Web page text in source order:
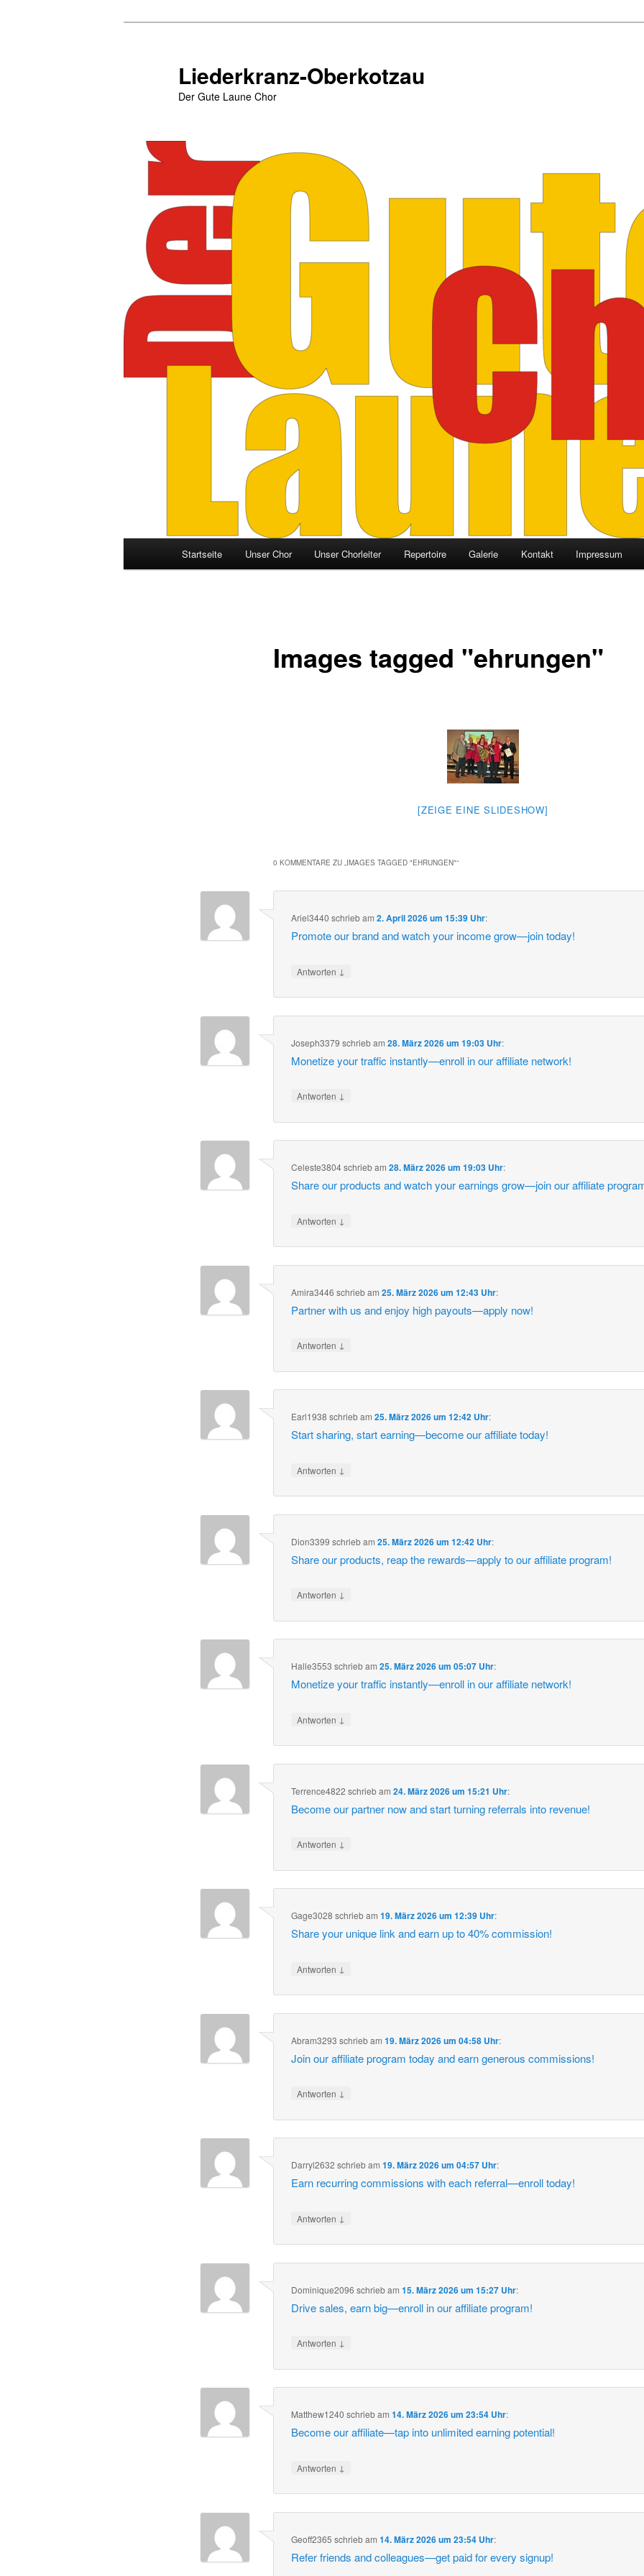
Liederkranz-Oberkotzau
Der Gute Laune Chor
Startseite Unser Chor Unser Chorleiter Repertoire Galerie Kontakt Impressum
Images tagged "ehrungen"
[ZEIGE EINE SLIDESHOW]
0 KOMMENTARE ZU „IMAGES TAGGED "EHRUNGEN"“
Ariel3440 schriebam2. April 2026 um 15:39 Uhr:
Promote our brand and watch your income grow—join today!
Antworten ↓
Joseph3379 schriebam28. März 2026 um 19:03 Uhr:
Monetize your traffic instantly—enroll in our affiliate network!
Antworten ↓
Celeste3804schriebam28. März 2026 um 19:03 Uhr:
Share our products and watch your earnings grow—join our affiliate
Antworten ↓
Amira3446 schriebam25. März 2026 um 12:43 Uhr:
Partner with us and enjoy high payouts—apply now!
Antworten ↓
Earl1938 schriebam25. März 2026 um 12:42 Uhr:
Start sharing, start earning—become our affiliate today!
Antworten ↓
Dion3399 schriebam25. März 2026 um 12:42 Uhr:
Share our products, reap the rewards—apply to our affiliate program!
Antworten ↓
Halle3553 schriebam25. März 2026 um 05:07 Uhr:
Monetize your traffic instantly—enroll in our affiliate network!
Antworten ↓
Terrence4822 schriebam24. März 2026 um 15:21 Uhr:
Become our partner now and start turning referrals into revenue!
Antworten ↓
Gage3028 schriebam19. März 2026 um 12:39 Uhr:
Share your unique link and earn up to 40% commission!
Antworten ↓
Abram3293 schriebam19. März 2026 um 04:58 Uhr:
Join our affiliate program today and earn generous commissions!
Antworten ↓
Darryl2632 schriebam19. März 2026 um 04:57 Uhr:
Earn recurring commissions with each referral—enroll today!
Antworten ↓
Dominique2096 schriebam15. März 2026 um 15:27 Uhr:
Drive sales, earn big—enroll in our affiliate program!
Antworten ↓
Matthew1240 schriebam14. März 2026 um 23:54 Uhr:
Become our affiliate—tap into unlimited earning potential!
Antworten ↓
Geoff2365 schriebam14. März 2026 um 23:54 Uhr:
Refer friends and colleagues—get paid for every signup!